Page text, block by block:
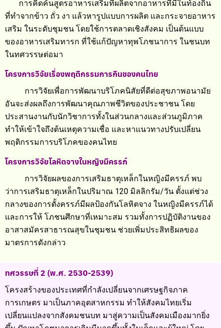
การคิดค้นสูตรอาหารเสริมที่ผลิตจากอาหารที่มีในท้องถิ่น
ที่ทำจากข้าว ถั่ว งา แล้วหารูปแบบการผลิต และกระจายอาหาร
เสริม ในระดับชุมชน โดยใช้การตลาดเชิงสังคม เป็นต้นแบบ
ของอาหารเสริมทารก ที่ใช้แก้ปัญหาทุพโภชนาการ ในชนบท
ในทศวรรษต่อมา
โครงการวิจัยเรื่องพฤติกรรมการกินของคนไทย
การวิจัยเพื่อการพัฒนาบริโภคนิสัยที่ดีต่อสุขภาพอนามัย
อันจะส่งผลถึงการพัฒนาคุณภาพชีวิตของประชาชน โดย
ประสานงานกับนักวิชาการทั้งในส่วนกลางและส่วนภูมิภาค
ทำให้เข้าใจถึงต้นเหตุความเชื่อ และหาแนวทางปรับเปลี่ยน
พฤติกรรมการบริโภคของคนไทย
โครงการวิจัยโลหิตจางในหญิงมีครรภ์
การวิจัยผลของการเสริมธาตุเหล็กในหญิงมีครรภ์ พบ
ว่าการเสริมธาตุเหล็กในปริมาณ 120 มิลลิกรัม/วัน ตั้งแต่ช่วง
กลางของการตั้งครรภ์มีผลป้องกันโลหิตจาง ในหญิงมีครรภ์ได้
และการให้ โภชนศึกษาที่เหมาะสม รวมทั้งการปฏิบัติงานของ
อาสาสมัครสาธารณสุขในชุมชน ช่วยเพิ่มประสิทธิผลของ
มาตรการดังกล่าว
ทศวรรษที่ 2 (พ.ศ. 2530-2539)
โครงสร้างของประเทศที่กำลังเปลี่ยนจากเศรษฐกิจภาค
การเกษตร มาเป็นภาคอุตสาหกรรม ทำให้สังคมไทยเริ่ม
เปลี่ยนแปลงจากสังคมชนบท มาสู่ความเป็นสังคมเมืองมากยิ่ง